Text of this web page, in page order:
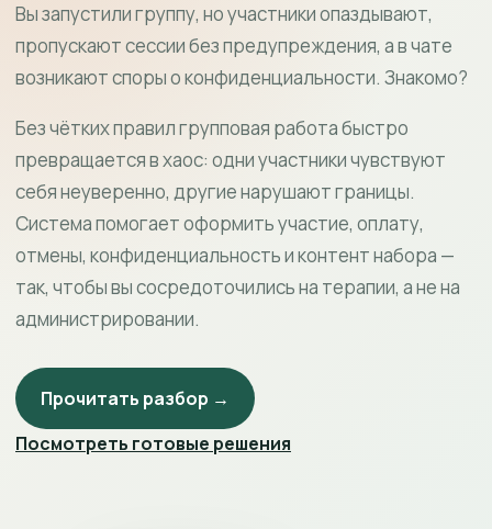
Вы запустили группу, но участники опаздывают,
пропускают сессии без предупреждения, а в чате
возникают споры о конфиденциальности. Знакомо?
Без чётких правил групповая работа быстро
превращается в хаос: одни участники чувствуют
себя неуверенно, другие нарушают границы.
Система помогает оформить участие, оплату,
отмены, конфиденциальность и контент набора —
так, чтобы вы сосредоточились на терапии, а не на
администрировании.
Прочитать разбор →
Посмотреть готовые решения